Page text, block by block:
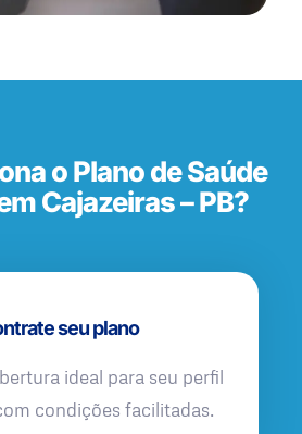
o Plano de Saúde
Cajazeiras – PB?
seu plano
ideal para seu perfil
condições facilitadas.